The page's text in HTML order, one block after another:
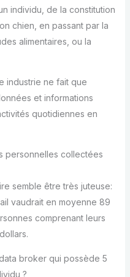
individu, de la constitution
chien, en passant par la
alimentaires, ou la
industrie ne fait que
et informations
quotidiennes en
personnelles collectées
semble être très juteuse:
vaudrait en moyenne 89
comprenant leurs
broker qui possède 5
?